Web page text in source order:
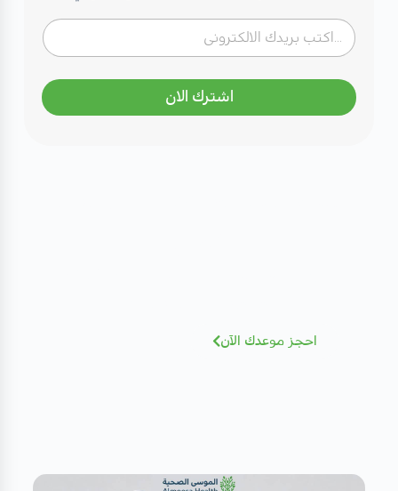
اشترك الان
احجز موعدك الآن